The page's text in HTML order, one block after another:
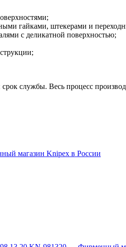
гайками, штекерами и
с деликатной поверхностью;
службы. Весь процесс